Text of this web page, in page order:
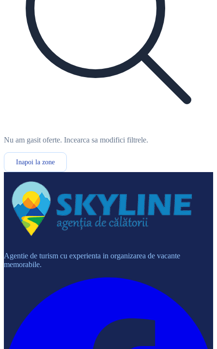
Nu am gasit oferte. Incearca sa modifici filtrele.
Inapoi la zone
Agentie de turism cu experienta in organizarea de vacante
memorabile.